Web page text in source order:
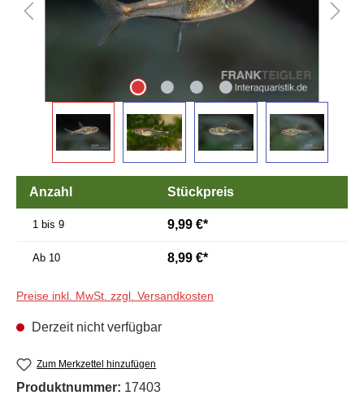
Anzahl Stückpreis
1 bis 9 9,99 €*
Ab 10 8,99 €*
Preise inkl. MwSt. zzgl. Versandkosten
Derzeit nicht verfügbar
Zum Merkzettel hinzufügen
Produktnummer: 17403